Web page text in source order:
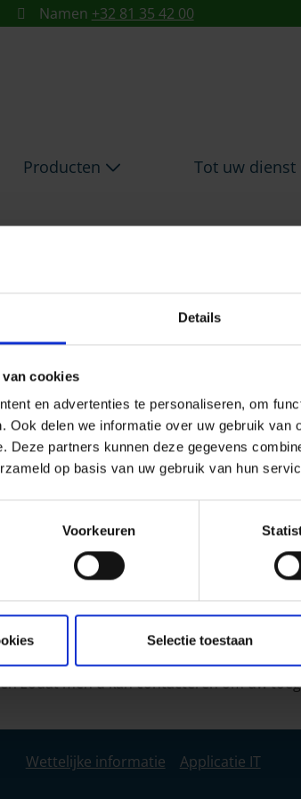
Details
cookies
en advertenties te personaliseren, om
Ook delen we informatie over uw gebruik van
Deze partners kunnen deze gegevens
op basis van uw gebruik van hun
Voorkeuren
Selectie toestaan
Namen +32 81 35 42 00
Producten Tot uw dienst
een mail sturen naarproductie@arces.be.
zodat men u kan contacteren om uw
Wettelijke informatie Applicatie IT